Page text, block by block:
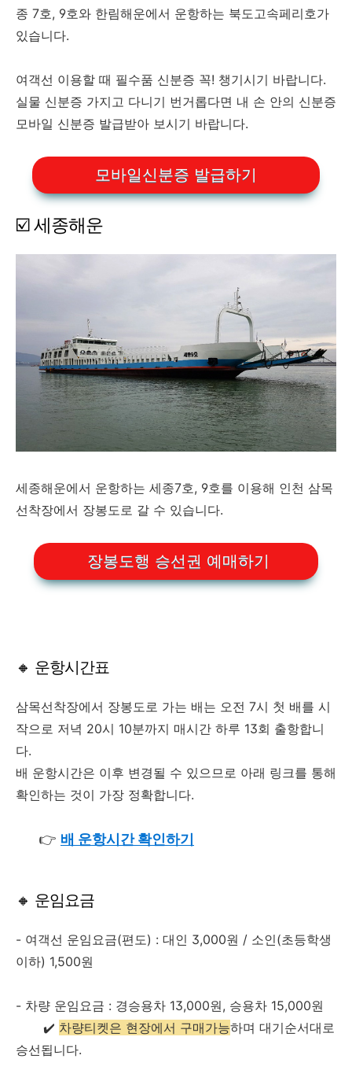
종 7호, 9호와 한림해운에서 운항하는 북도고속페리호가
있습니다.
여객선 이용할 때 필수품 신분증 꼭! 챙기시기 바랍니다.
실물 신분증 가지고 다니기 번거롭다면 내 손 안의 신분증
모바일 신분증 발급받아 보시기 바랍니다.
모바일신분증 발급하기
☑️ 세종해운
세종해운에서 운항하는 세종7호, 9호를 이용해 인천 삼목
선착장에서 장봉도로 갈 수 있습니다.
장봉도행 승선권 예매하기
🔸 운항시간표
삼목선착장에서 장봉도로 가는 배는 오전 7시 첫 배를 시
작으로 저녁 20시 10분까지 매시간 하루 13회 출항합니
다.
배 운항시간은 이후 변경될 수 있으므로 아래 링크를 통해
확인하는 것이 가장 정확합니다.
👉 배 운항시간 확인하기
🔸 운임요금
- 여객선 운임요금(편도) : 대인 3,000원 / 소인(초등학생
이하) 1,500원
- 차량 운임요금 : 경승용차 13,000원, 승용차 15,000원
✔️ 차량티켓은 현장에서 구매가능하며 대기순서대로
승선됩니다.